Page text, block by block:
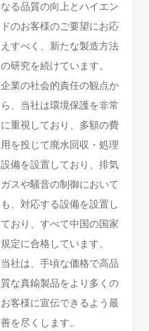
なる品質の向上とハイエン
ドのお客様のご要望にお応
えすべく、新たな製造方法
の研究を続けています。
企業の社会的責任の観点か
ら、当社は環境保護を非常
に重視しており、多額の費
用を投じて廃水回収・処理
設備を設置しており、排気
ガスや騒音の制御において
も、対応する設備を設置し
ており、すべて中国の国家
規定に合格しています。
当社は、手頃な価格で高品
質な真鍮製品をより多くの
お客様に宣伝できるよう最
善を尽くします。